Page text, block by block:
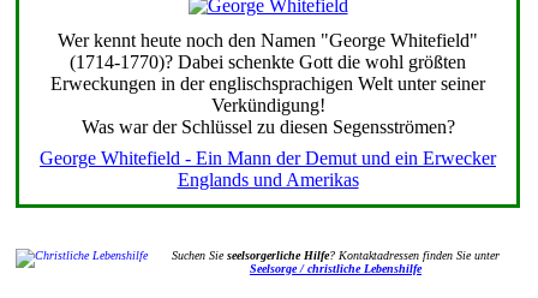
Wer kennt heute noch den Namen "George Whitefield"
(1714-1770)? Dabei schenkte Gott die wohl größten
Erweckungen in der englischsprachigen Welt unter seiner
Verkündigung!
Was war der Schlüssel zu diesen Segensströmen?
George Whitefield - Ein Mann der Demut und ein Erwecker
Englands und Amerikas
Suchen Sieseelsorgerliche Hilfe? Kontaktadressen finden Sie unter
Seelsorge / christliche Lebenshilfe